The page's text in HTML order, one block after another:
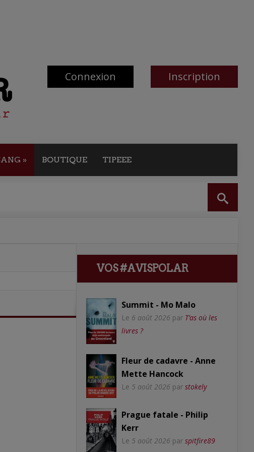
Connexion Inscription
» BOUTIQUE TIPEEE
VOS #AVISPOLAR
Summit - Mo Malo
Le 6 août 2026 par T’as où les
livres ?
Fleur de cadavre - Anne
Mette Hancock
Le 5 août 2026 par stokely
Prague fatale - Philip
Kerr
Le 5 août 2026 par spitfire89